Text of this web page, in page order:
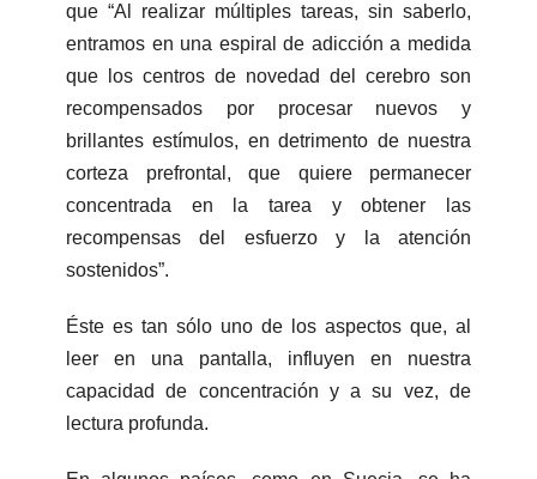
que “Al realizar múltiples tareas, sin saberlo,
entramos en una espiral de adicción a medida
que los centros de novedad del cerebro son
recompensados por procesar nuevos y
brillantes estímulos, en detrimento de nuestra
corteza prefrontal, que quiere permanecer
concentrada en la tarea y obtener las
recompensas del esfuerzo y la atención
sostenidos”.
Éste es tan sólo uno de los aspectos que, al
leer en una pantalla, influyen en nuestra
capacidad de concentración y a su vez, de
lectura profunda.